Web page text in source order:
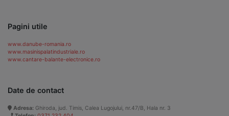
Pagini utile
www.danube-romania.ro
www.masinispalatindustriale.ro
www.cantare-balante-electronice.ro
Date de contact
Adresa: Ghiroda, jud. Timis, Calea Lugojului, nr.47/B, Hala nr. 3